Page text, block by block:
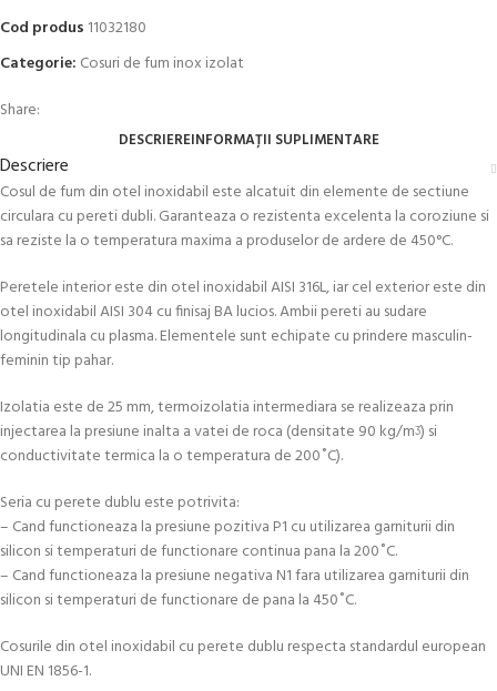
Cod produs 11032180
Categorie: Cosuri de fum inox izolat
Share:
DESCRIEREINFORMAȚII SUPLIMENTARE
Descriere
Cosul de fum din otel inoxidabil este alcatuit din elemente de sectiune
circulara cu pereti dubli. Garanteaza o rezistenta excelenta la coroziune si
sa reziste la o temperatura maxima a produselor de ardere de 450°C.
Peretele interior este din otel inoxidabil AISI 316L, iar cel exterior este din
otel inoxidabil AISI 304 cu finisaj BA lucios. Ambii pereti au sudare
longitudinala cu plasma. Elementele sunt echipate cu prindere masculin-
feminin tip pahar.
Izolatia este de 25 mm, termoizolatia intermediara se realizeaza prin
injectarea la presiune inalta a vatei de roca (densitate 90 kg/mᶾ) si
conductivitate termica la o temperatura de 200˚C).
Seria cu perete dublu este potrivita:
– Cand functioneaza la presiune pozitiva P1 cu utilizarea garniturii din
silicon si temperaturi de functionare continua pana la 200˚C.
– Cand functioneaza la presiune negativa N1 fara utilizarea garniturii din
silicon si temperaturi de functionare de pana la 450˚C.
Cosurile din otel inoxidabil cu perete dublu respecta standardul european
UNI EN 1856-1.